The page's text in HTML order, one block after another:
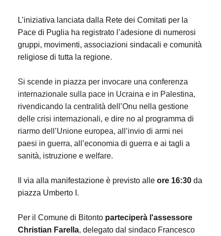
L’iniziativa lanciata dalla Rete dei Comitati per la
Pace di Puglia ha registrato l’adesione di numerosi
gruppi, movimenti, associazioni sindacali e comunità
religiose di tutta la regione.
Si scende in piazza per invocare una conferenza
internazionale sulla pace in Ucraina e in Palestina,
rivendicando la centralità dell’Onu nella gestione
delle crisi internazionali, e dire no al programma di
riarmo dell’Unione europea, all’invio di armi nei
paesi in guerra, all’economia di guerra e ai tagli a
sanità, istruzione e welfare.
Il via alla manifestazione è previsto alle ore 16:30 da
piazza Umberto I.
Per il Comune di Bitonto parteciperà l'assessore
Christian Farella, delegato dal sindaco Francesco